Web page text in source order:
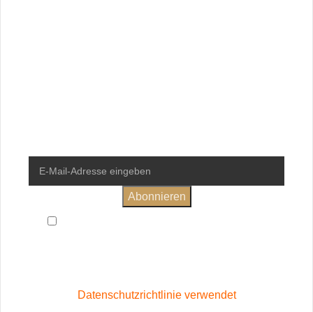
Datenschutzrichtlinie verwendet